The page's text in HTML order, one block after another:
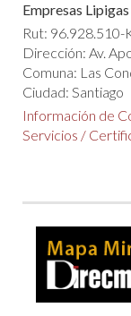
Empresas Lipigas
Rut: 96.928.510-
Dirección: Av.
Comuna: Las
Ciudad: Santiago
Información de
Servicios /